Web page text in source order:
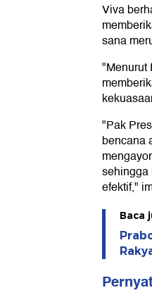
Viva
sana
"Menurut
"Pak
bencana
sehingga
efektif,"
Baca